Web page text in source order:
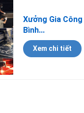
Xưởng Gia
Bình...
Xem chi tiết